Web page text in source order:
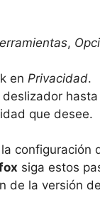
,
en Privacidad.
deslizador
que desee.
configuración
siga estos
de la versión